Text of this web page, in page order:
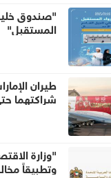
"صندوق
المستقبل"
طيران
شراكتهما حتى
وتطبيقاً